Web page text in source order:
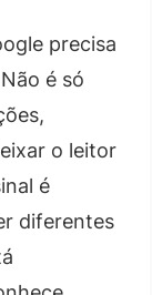
precisa
é só
o leitor
é
diferentes